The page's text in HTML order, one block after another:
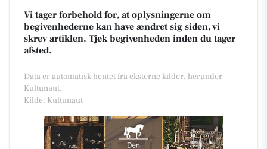
Vi tager forbehold for, at oplysningerne om
begivenhederne kan have ændret sig siden, vi
skrev artiklen. Tjek begivenheden inden du tager
afsted.
Data er automatisk hentet fra eksterne kilder, herunder
Kultunaut.
Kilde: Kultunaut